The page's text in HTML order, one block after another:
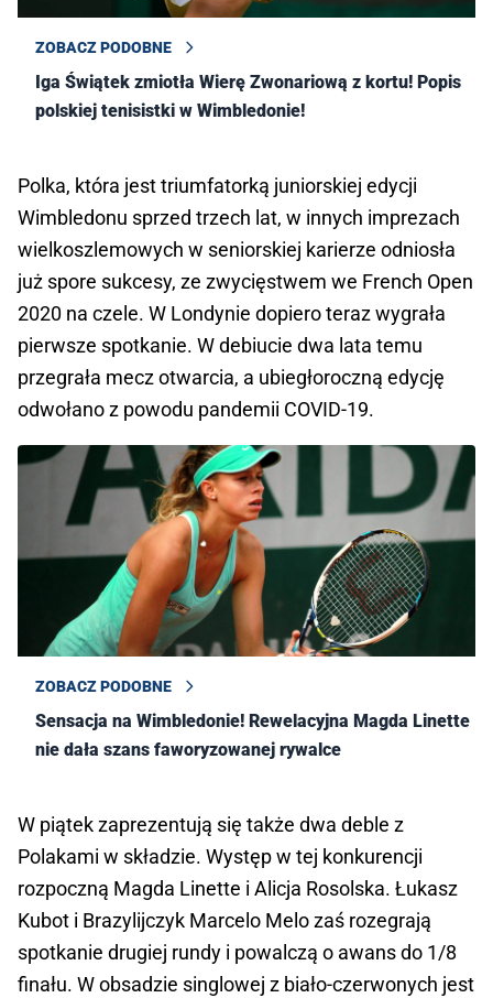
ZOBACZ PODOBNE
Iga Świątek zmiotła Wierę Zwonariową z kortu! Popis
polskiej tenisistki w Wimbledonie!
Polka, która jest triumfatorką juniorskiej edycji
Wimbledonu sprzed trzech lat, w innych imprezach
wielkoszlemowych w seniorskiej karierze odniosła
już spore sukcesy, ze zwycięstwem we French Open
2020 na czele. W Londynie dopiero teraz wygrała
pierwsze spotkanie. W debiucie dwa lata temu
przegrała mecz otwarcia, a ubiegłoroczną edycję
odwołano z powodu pandemii COVID-19.
ZOBACZ PODOBNE
Sensacja na Wimbledonie! Rewelacyjna Magda Linette
nie dała szans faworyzowanej rywalce
W piątek zaprezentują się także dwa deble z
Polakami w składzie. Występ w tej konkurencji
rozpoczną Magda Linette i Alicja Rosolska. Łukasz
Kubot i Brazylijczyk Marcelo Melo zaś rozegrają
spotkanie drugiej rundy i powalczą o awans do 1/8
finału. W obsadzie singlowej z biało-czerwonych jest